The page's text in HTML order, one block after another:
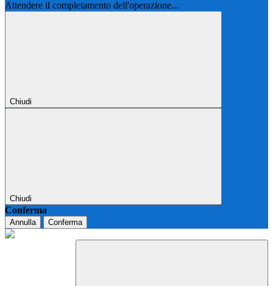
Attendere il completamento dell'operazione...
Chiudi
Chiudi
Conferma
Annulla Conferma